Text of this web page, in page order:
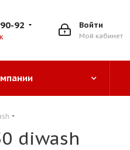
Войти
Мой кабинет
92
diwash